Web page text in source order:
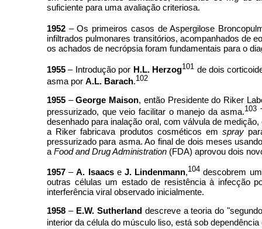
suficiente para uma avaliação criteriosa.
1952 – Os primeiros casos de Aspergilose
infiltrados pulmonares transitórios, acompanhados de
os achados de necrópsia foram fundamentais para o
1955– Introdução por H.L. Herzog101 de dois
asma por A.L. Barach.102
1955 –George Maison, então Presidente do Riker
pressurizado, que veio facilitar o manejo da asma.103
desenhado para inalação oral, com válvula de
a Riker fabricava produtos cosméticos emspray
pressurizado para asma. Ao final de dois meses
aFood and Drug Administration (FDA) aprovou dois
1957–A. Isaacs e J. Lindenmann,104 descobrem
outras células um estado de resistência à infecção
interferência viral observado inicialmente.
1958 – E.W. Sutherland descreve a teoria do
interior da célula do músculo liso, está sob